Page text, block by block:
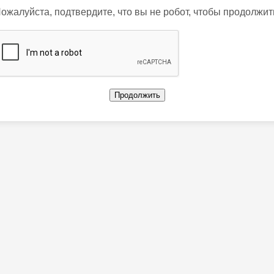
подтвердите, что вы не робот, чтобы
Продолжить